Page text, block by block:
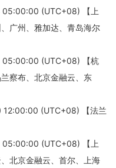
(UTC+08) 【上
广州、雅加达、青岛海尔
(UTC+08) 【杭
察布、北京金融云、东
(UTC+08) 【法兰
(UTC+08) 【上
北京金融云、首尔、上海